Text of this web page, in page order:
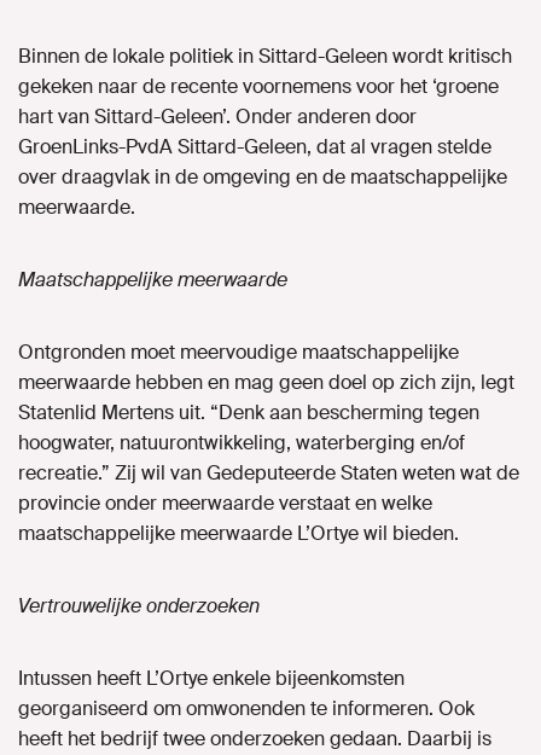
Binnen de lokale politiek in Sittard-Geleen wordt kritisch
gekeken naar de recente voornemens voor het ‘groene
hart van Sittard-Geleen’. Onder anderen door
GroenLinks-PvdA Sittard-Geleen, dat al vragen stelde
over draagvlak in de omgeving en de maatschappelijke
meerwaarde.
Maatschappelijke meerwaarde
Ontgronden moet meervoudige maatschappelijke
meerwaarde hebben en mag geen doel op zich zijn, legt
Statenlid Mertens uit. “Denk aan bescherming tegen
hoogwater, natuurontwikkeling, waterberging en/of
recreatie.” Zij wil van Gedeputeerde Staten weten wat de
provincie onder meerwaarde verstaat en welke
maatschappelijke meerwaarde L’Ortye wil bieden.
Vertrouwelijke onderzoeken
Intussen heeft L’Ortye enkele bijeenkomsten
georganiseerd om omwonenden te informeren. Ook
heeft het bedrijf twee onderzoeken gedaan. Daarbij is